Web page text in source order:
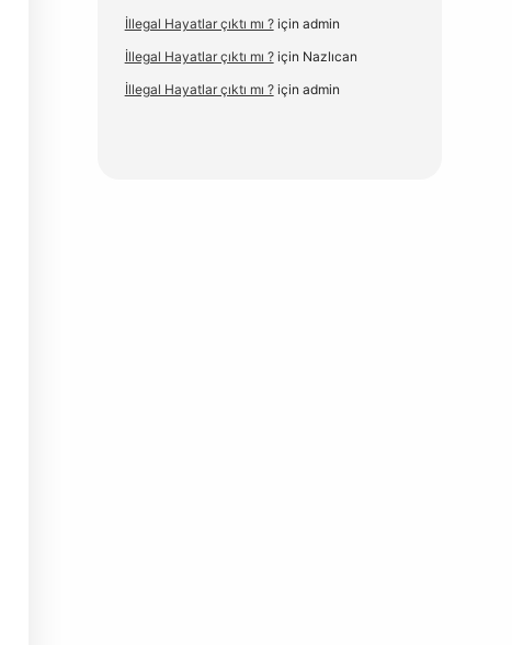
İllegal Hayatlar çıktı mı ?için admin
İllegal Hayatlar çıktı mı ?için Nazlıcan
İllegal Hayatlar çıktı mı ?için admin